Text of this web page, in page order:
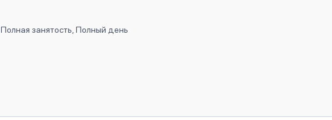
Полная занятость, Полный день